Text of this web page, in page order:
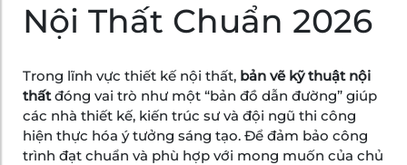
Nội Thất Chuẩn 2026
Trong lĩnh vực thiết kế nội thất, bản vẽ kỹ thuật nội
thấtđóng vai trò như một “bản đồ dẫn đường” giúp
các nhà thiết kế, kiến trúc sư và đội ngũ thi công
hiện thực hóa ý tưởng sáng tạo. Để đảm bảo công
trình đạt chuẩn và phù hợp với mong muốn của chủ